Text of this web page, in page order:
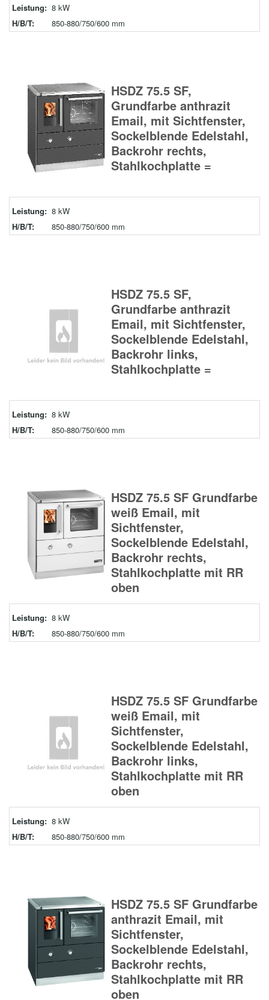
Leistung: 8 kW
H/B/T:
850-880/750/600 mm
HSDZ 75.5 SF,
Grundfarbe anthrazit
Email, mit Sichtfenster,
Sockelblende Edelstahl,
Backrohr rechts,
Stahlkochplatte =
Leistung: 8 kW
H/B/T:
850-880/750/600 mm
HSDZ 75.5 SF,
Grundfarbe anthrazit
Email, mit Sichtfenster,
Sockelblende Edelstahl,
Backrohr links,
Stahlkochplatte =
Leistung: 8 kW
H/B/T:
850-880/750/600 mm
HSDZ 75.5 SF Grundfarbe
weiß Email, mit
Sichtfenster,
Sockelblende Edelstahl,
Backrohr rechts,
Stahlkochplatte mit RR
oben
Leistung: 8 kW
H/B/T:
850-880/750/600 mm
HSDZ 75.5 SF Grundfarbe
weiß Email, mit
Sichtfenster,
Sockelblende Edelstahl,
Backrohr links,
Stahlkochplatte mit RR
oben
Leistung: 8 kW
H/B/T:
850-880/750/600 mm
HSDZ 75.5 SF Grundfarbe
anthrazit Email, mit
Sichtfenster,
Sockelblende Edelstahl,
Backrohr rechts,
Stahlkochplatte mit RR
oben